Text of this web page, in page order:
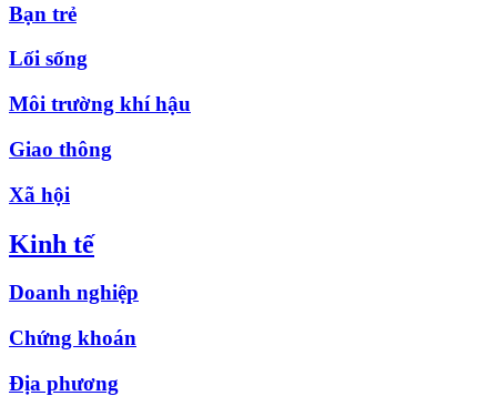
Bạn trẻ
Lối sống
Môi trường khí hậu
Giao thông
Xã hội
Kinh tế
Doanh nghiệp
Chứng khoán
Địa phương